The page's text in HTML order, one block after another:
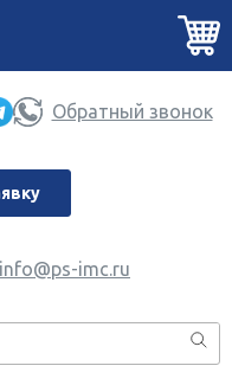
Обратный звонок
info@ps-imc.ru